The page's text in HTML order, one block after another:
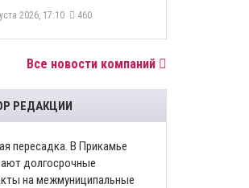
2026, 17:10 460
Все новости компаний
РЕДАКЦИИ
пересадка. В Прикамье
долгосрочные
на межмуниципальные